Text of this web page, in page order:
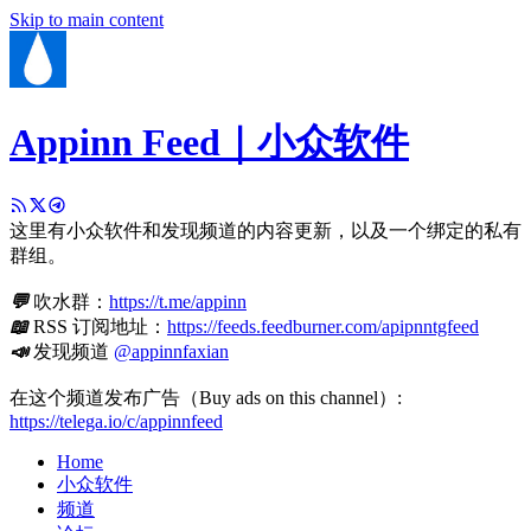
Skip to main content
Appinn Feed｜小众软件
这里有小众软件和发现频道的内容更新，以及一个绑定的私有
群组。
💬吹水群： https://t.me/appinn
📖RSS 订阅地址： https://feeds.feedburner.com/apipnntgfeed
📣发现频道 @appinnfaxian
在这个频道发布广告（Buy ads on this channel）:
https://telega.io/c/appinnfeed
Home
小众软件
频道